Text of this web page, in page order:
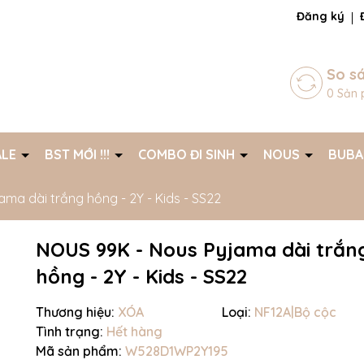
chờ đợi bạn Đăng ký
So
0 Sản
BST MỚI !!! COMBO ĐI SINH NOUS
dài trắng hồng - 2Y - Kids - SS22
NOUS 99K - Nous Pyjama dài
hồng - 2Y - Kids - SS22
Thương hiệu: XÓA Loại: NF12A|Bộ cộc
Tình trạng: Hết hàng
Mã sản phẩm: W528D1WP2Y195
Mã giảm giá: